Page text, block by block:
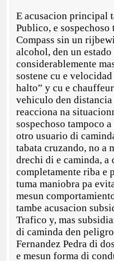
E acusacion principal
Publico, e sospechoso
Compass sin un
alcohol, den un
considerablemente
sostene cu e
halto” y cu e
vehiculo den distancia
reacciona na
sospechoso tampoco
otro usuario di
tabata cruzando, no a
drechi di e caminda,
completamente riba e
tuma maniobra pa
mesun
tambe acusacion
Trafico y, mas
di caminda den
Fernandez Pedra di
e mesun forma di